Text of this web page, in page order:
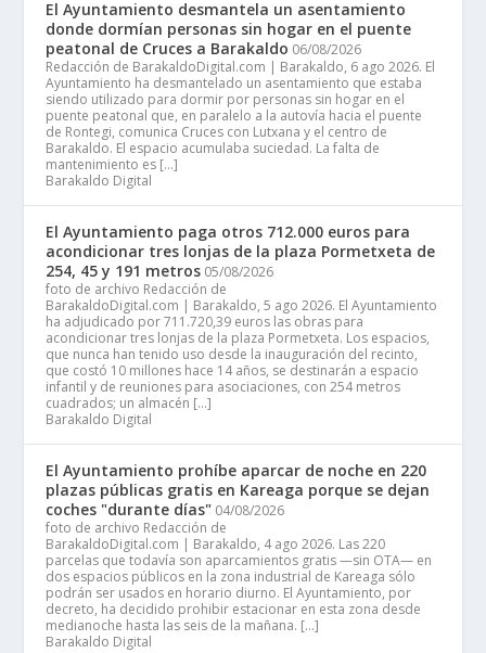
El Ayuntamiento desmantela un asentamiento
donde dormían personas sin hogar en el puente
peatonal de Cruces a Barakaldo 06/08/2026
Redacción de BarakaldoDigital.com | Barakaldo, 6 ago 2026. El
Ayuntamiento ha desmantelado un asentamiento que estaba
siendo utilizado para dormir por personas sin hogar en el
puente peatonal que, en paralelo a la autovía hacia el puente
de Rontegi, comunica Cruces con Lutxana y el centro de
Barakaldo. El espacio acumulaba suciedad. La falta de
mantenimiento es […]
Barakaldo Digital
El Ayuntamiento paga otros 712.000 euros para
acondicionar tres lonjas de la plaza Pormetxeta de
254, 45 y 191 metros 05/08/2026
foto de archivo Redacción de
BarakaldoDigital.com | Barakaldo, 5 ago 2026. El Ayuntamiento
ha adjudicado por 711.720,39 euros las obras para
acondicionar tres lonjas de la plaza Pormetxeta. Los espacios,
que nunca han tenido uso desde la inauguración del recinto,
que costó 10 millones hace 14 años, se destinarán a espacio
infantil y de reuniones para asociaciones, con 254 metros
cuadrados; un almacén […]
Barakaldo Digital
El Ayuntamiento prohíbe aparcar de noche en 220
plazas públicas gratis en Kareaga porque se dejan
coches "durante días" 04/08/2026
foto de archivo Redacción de
BarakaldoDigital.com | Barakaldo, 4 ago 2026. Las 220
parcelas que todavía son aparcamientos gratis —sin OTA— en
dos espacios públicos en la zona industrial de Kareaga sólo
podrán ser usados en horario diurno. El Ayuntamiento, por
decreto, ha decidido prohibir estacionar en esta zona desde
medianoche hasta las seis de la mañana. […]
Barakaldo Digital